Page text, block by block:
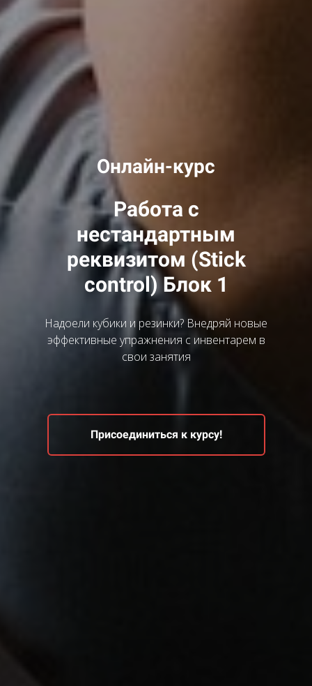
Онлайн-курс
Работа с
нестандартным
реквизитом (Stick
control) Блок 1
Надоели кубики и резинки? Внедряй новые
эффективные упражнения с инвентарем в
свои занятия
Присоединиться к курсу!